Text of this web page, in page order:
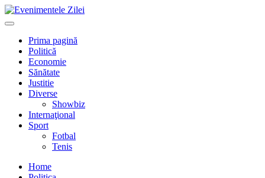
Mergi
la
Primary
Prima pagină
Politică
Economie
Sănătate
Justitie
Diverse
Showbiz
Internaţional
Sport
Fotbal
Tenis
Home